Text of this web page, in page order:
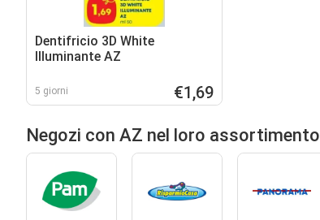
Dentifricio 3D White
Illuminante AZ
5 giorni €1,69
Negozi con AZ nel loro assortimento